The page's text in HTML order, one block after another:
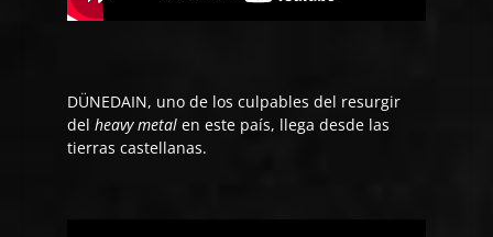
DÜNEDAIN, uno de los culpables del resurgir
delheavy metal en este país, llega desde las
tierras castellanas.